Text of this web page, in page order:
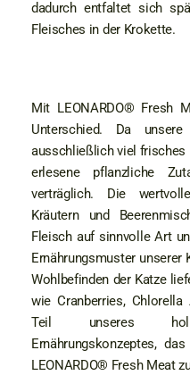
dadurch entfaltet sich
Fleisches in der Krokette.
Mit LEONARDO® Fresh
Unterschied. Da
ausschließlich viel frisches
erlesene pflanzliche
verträglich. Die
Kräutern und
Fleisch auf sinnvolle Art
Ernährungsmuster unserer
Wohlbefinden der Katze
wie Cranberries,
Teil unseres
Ernährungskonzeptes,
LEONARDO® Fresh Meat